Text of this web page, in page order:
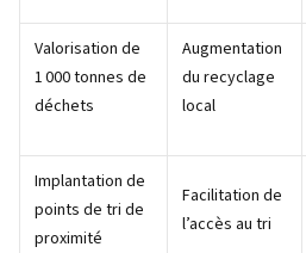
Valorisation de
1 000 tonnes de
déchets
Augmentation
du recyclage
local
Implantation de
points de tri de
proximité
Facilitation de
l’accès au tri